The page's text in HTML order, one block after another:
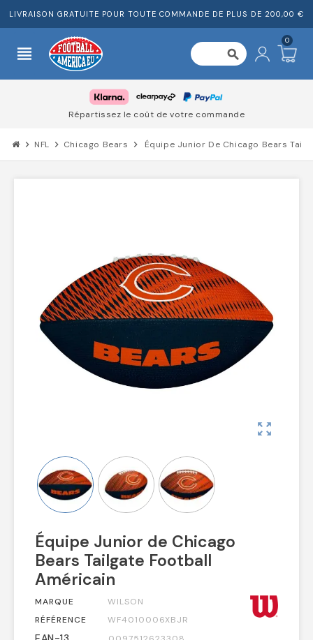
LIVRAISON GRATUITE POUR TOUTE COMMANDE DE PLUS DE 200,00 €
view_headline search
0
Répartissez le coût de votre commande
chevron_right NFL chevron_right Chicago Bears chevron_right Équipe Junior De Chicago Bears
zoom_out_map
Équipe Junior de Chicago
Bears Tailgate Football
Américain
MARQUE
WILSON
RÉFÉRENCE
WF4010006XBJR